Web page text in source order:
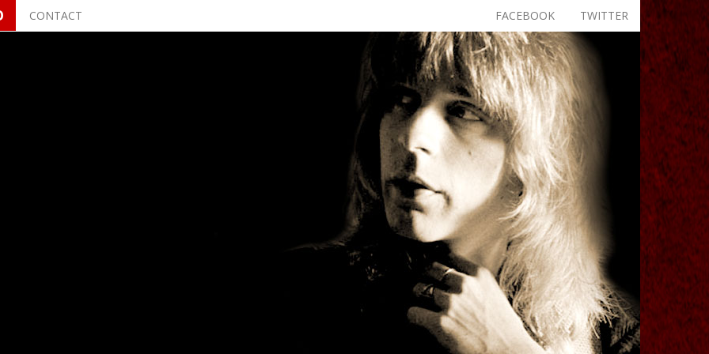
CONTACT TWITTER
FACEBOOK